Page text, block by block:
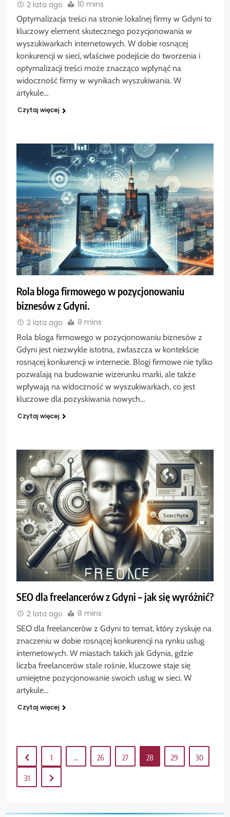
2 lata ago 10 mins
Optymalizacja treści na stronie lokalnej firmy w Gdyni to
kluczowy element skutecznego pozycjonowania w
wyszukiwarkach internetowych. W dobie rosnącej
konkurencji w sieci, właściwe podejście do tworzenia i
optymalizacji treści może znacząco wpłynąć na
widoczność firmy w wynikach wyszukiwania. W
artykule…
Czytaj więcej
Rola bloga firmowego w pozycjonowaniu
biznesów z Gdyni.
2 lata ago 8 mins
Rola bloga firmowego w pozycjonowaniu biznesów z
Gdyni jest niezwykle istotna, zwłaszcza w kontekście
rosnącej konkurencji w internecie. Blogi firmowe nie tylko
pozwalają na budowanie wizerunku marki, ale także
wpływają na widoczność w wyszukiwarkach, co jest
kluczowe dla pozyskiwania nowych…
Czytaj więcej
SEO dla freelancerów z Gdyni – jak się wyróżnić?
2 lata ago 8 mins
SEO dla freelancerów z Gdyni to temat, który zyskuje na
znaczeniu w dobie rosnącej konkurencji na rynku usług
internetowych. W miastach takich jak Gdynia, gdzie
liczba freelancerów stale rośnie, kluczowe staje się
umiejętne pozycjonowanie swoich usług w sieci. W
artykule…
Czytaj więcej
1 … 26 27 28 29 30
31